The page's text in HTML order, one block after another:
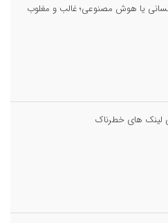
یا هوش مصنوعی؛ غالب و مغلوب
لینک های خطرناک